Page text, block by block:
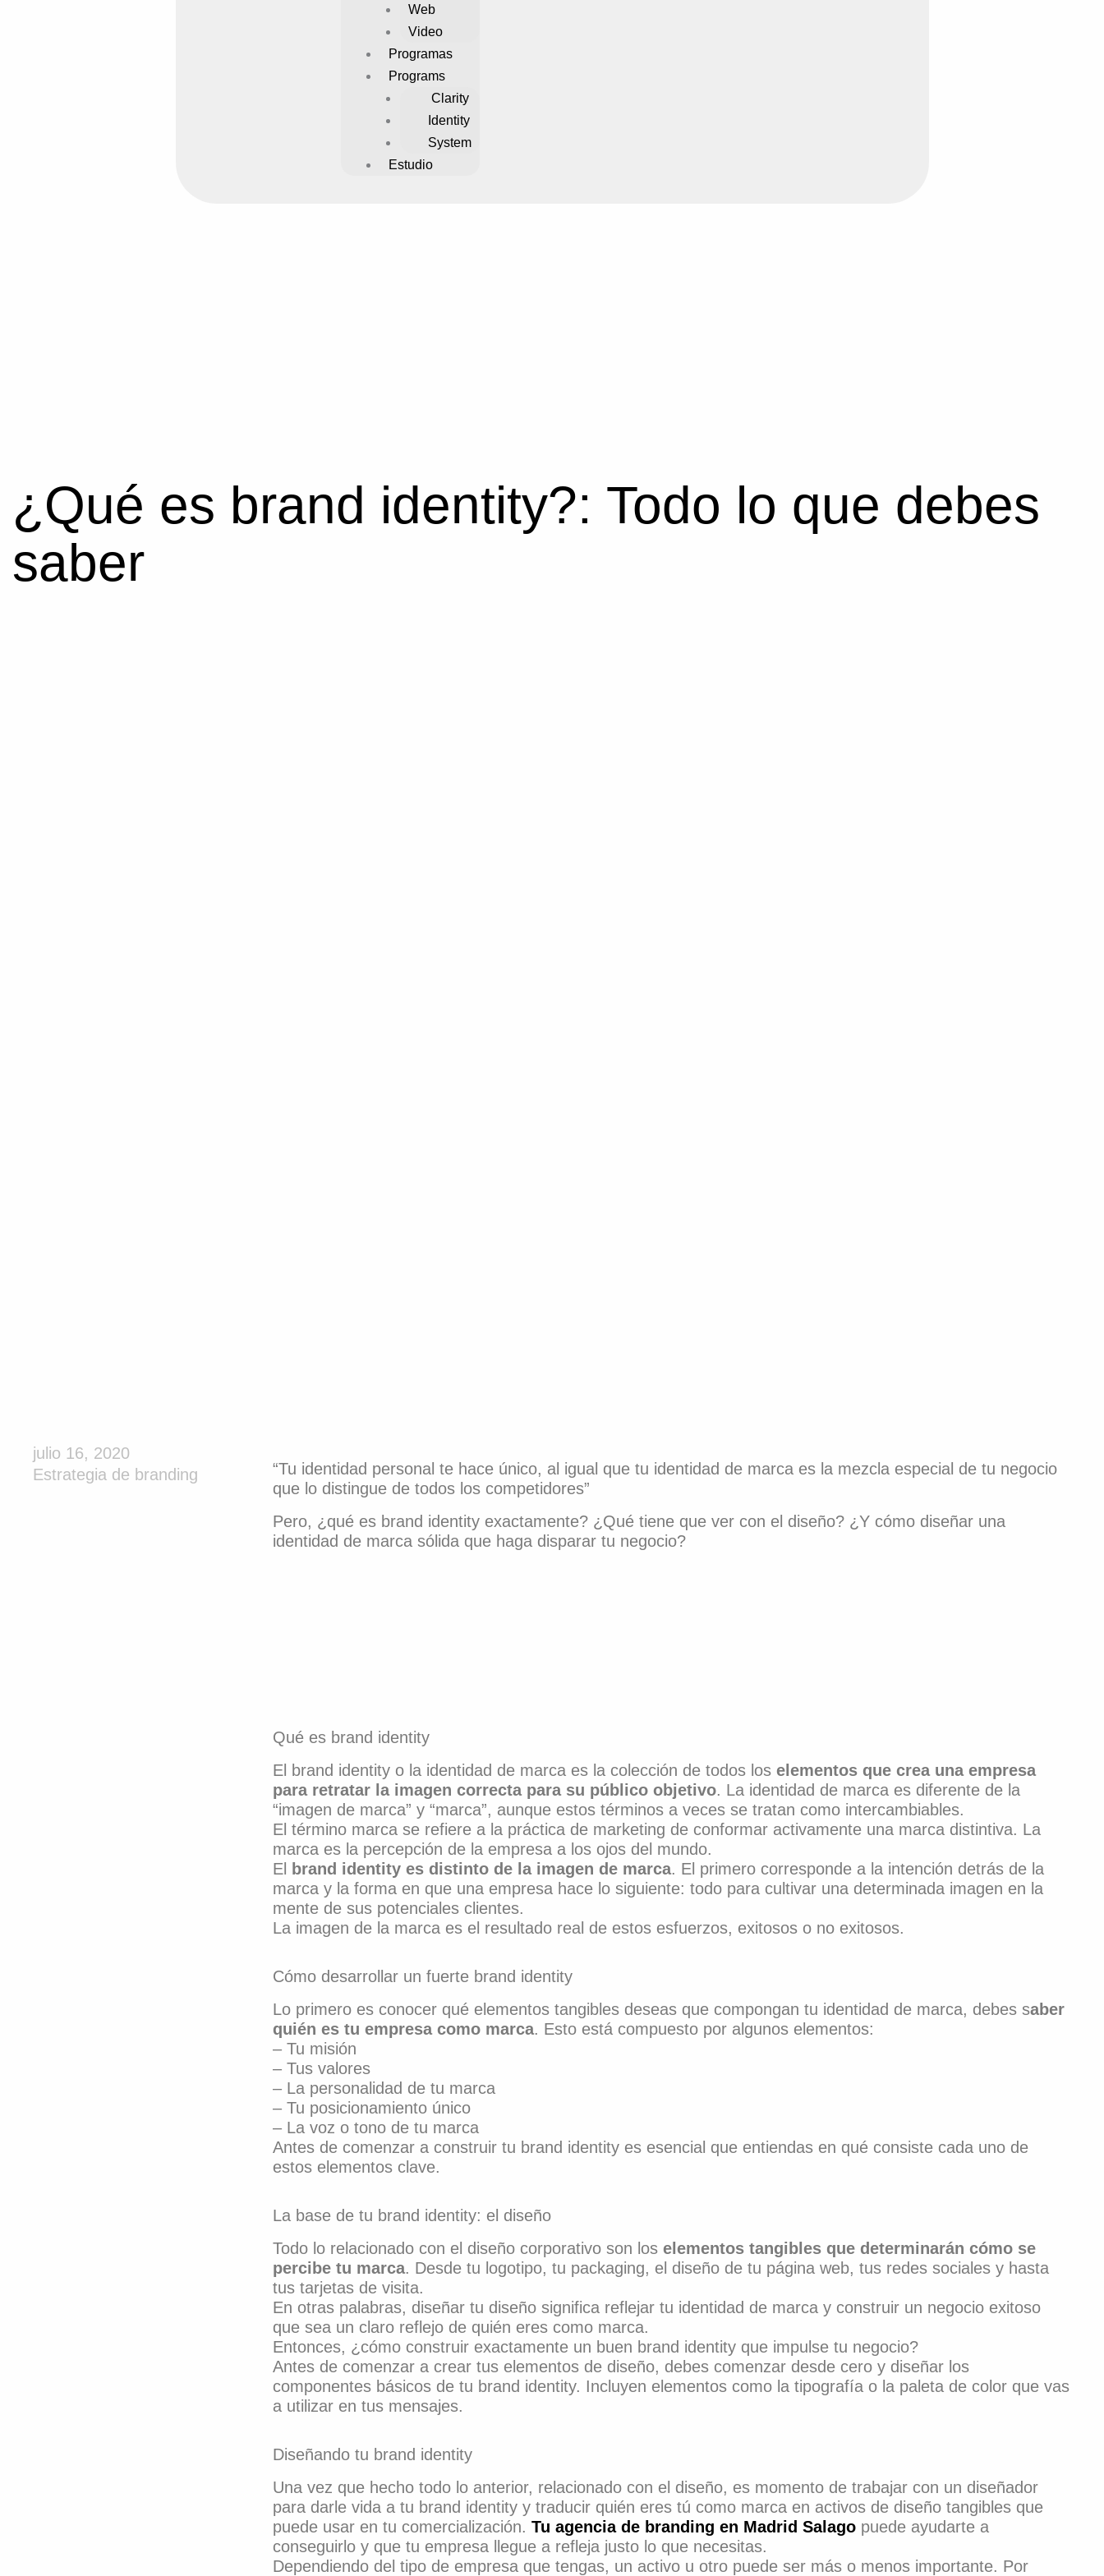
Web
Video
Programas
Programs
Clarity
Identity
System
Estudio
¿Qué es brand identity?: Todo lo que debes
saber
julio 16, 2020
Estrategia de branding
“Tu identidad personal te hace único, al igual que tu identidad de marca es la mezcla especial de tu negocio
que lo distingue de todos los competidores”
Pero, ¿qué es brand identity exactamente? ¿Qué tiene que ver con el diseño? ¿Y cómo diseñar una
identidad de marca sólida que haga disparar tu negocio?
Qué es brand identity
El brand identity o la identidad de marca es la colección de todos los elementos que crea una empresa
para retratar la imagen correcta para su público objetivo. La identidad de marca es diferente de la
“imagen de marca” y “marca”, aunque estos términos a veces se tratan como intercambiables.
El término marca se refiere a la práctica de marketing de conformar activamente una marca distintiva. La
marca es la percepción de la empresa a los ojos del mundo.
El
brand identity es distinto de la imagen de marca. El primero corresponde a la intención detrás de la
marca y la forma en que una empresa hace lo siguiente: todo para cultivar una determinada imagen en la
mente de sus potenciales clientes.
La imagen de la marca es el resultado real de estos esfuerzos, exitosos o no exitosos.
Cómo desarrollar un fuerte brand identity
Lo primero es conocer qué elementos tangibles deseas que compongan tu identidad de marca, debes saber
quién es tu empresa como marca. Esto está compuesto por algunos elementos:
– Tu misión
– Tus valores
– La personalidad de tu marca
– Tu posicionamiento único
– La voz o tono de tu marca
Antes de comenzar a construir tu brand identity es esencial que entiendas en qué consiste cada uno de
estos elementos clave.
La base de tu brand identity: el diseño
Todo lo relacionado con el diseño corporativo son los elementos tangibles que determinarán cómo se
percibe tu marca. Desde tu logotipo, tu packaging, el diseño de tu página web, tus redes sociales y hasta
tus tarjetas de visita.
En otras palabras, diseñar tu diseño significa reflejar tu identidad de marca y construir un negocio exitoso
que sea un claro reflejo de quién eres como marca.
Entonces, ¿cómo construir exactamente un buen brand identity que impulse tu negocio?
Antes de comenzar a crear tus elementos de diseño, debes comenzar desde cero y diseñar los
componentes básicos de tu brand identity. Incluyen elementos como la tipografía o la paleta de color que vas
a utilizar en tus mensajes.
Diseñando tu brand identity
Una vez que hecho todo lo anterior, relacionado con el diseño, es momento de trabajar con un diseñador
para darle vida a tu brand identity y traducir quién eres tú como marca en activos de diseño tangibles que
puede usar en tu comercialización. Tu agencia de branding en Madrid Salagopuede ayudarte a
conseguirlo y que tu empresa llegue a refleja justo lo que necesitas.
Dependiendo del tipo de empresa que tengas, un activo u otro puede ser más o menos importante. Por